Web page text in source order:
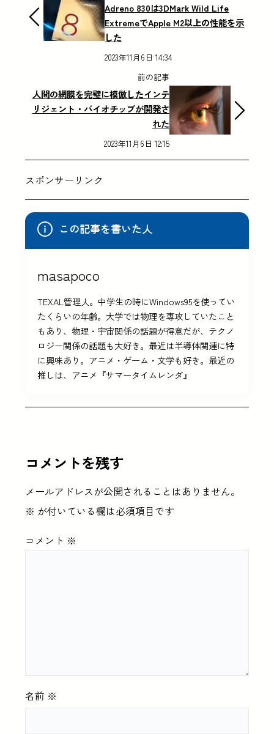
Adreno 830は3DMark Wild Life
ExtremeでApple M2以上の性能を示
した
2023年11月6日 14:34
前の記事
人間の網膜を完璧に模倣したインテ
リジェント・バイオチップが開発さ
れた
2023年11月6日 12:15
スポンサーリンク
この記事を書いた人
masapoco
TEXAL管理人。中学生の時にWindows95を使ってい
たくらいの年齢。大学では物理を専攻していたこと
もあり、物理・宇宙関係の話題が得意だが、テクノ
ロジー関係の話題も大好き。最近は半導体関連に特
に興味あり。アニメ・ゲーム・文学も好き。最近の
推しは、アニメ『サマータイムレンダ』
コメントを残す
メールアドレスが公開されることはありません。
※ が付いている欄は必須項目です
コメント ※
名前 ※